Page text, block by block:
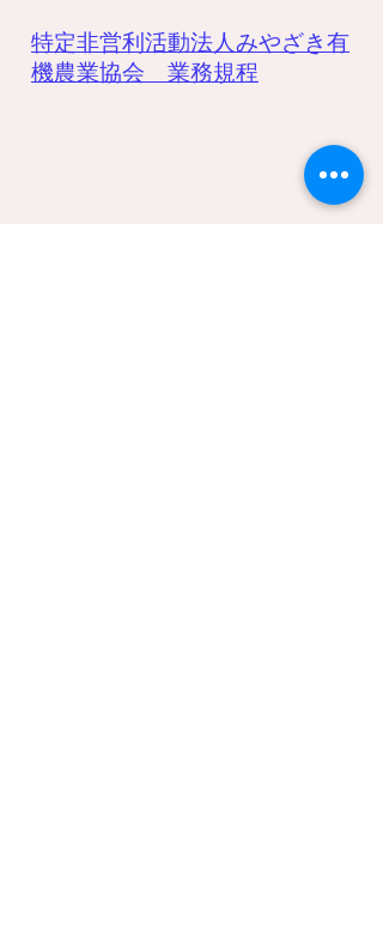
特定非営利活動法人みやざき有
機農業協会 業務規程